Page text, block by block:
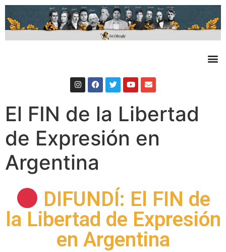
El FIN de la Libertad
de Expresión en
Argentina
DIFUNDÍ: El FIN de
la Libertad de Expresión
en Argentina